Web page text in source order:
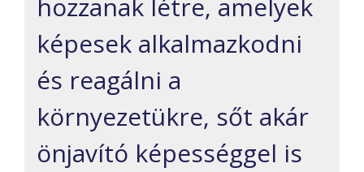
hozzanak létre, amelyek
képesek alkalmazkodni
és reagálni a
környezetükre, sőt akár
önjavító képességgel is